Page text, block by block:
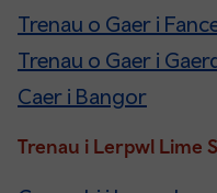
Trenau o Gaer i
Trenau o Gaer i
Caer i Bangor
Trenau i Lerpwl Lime